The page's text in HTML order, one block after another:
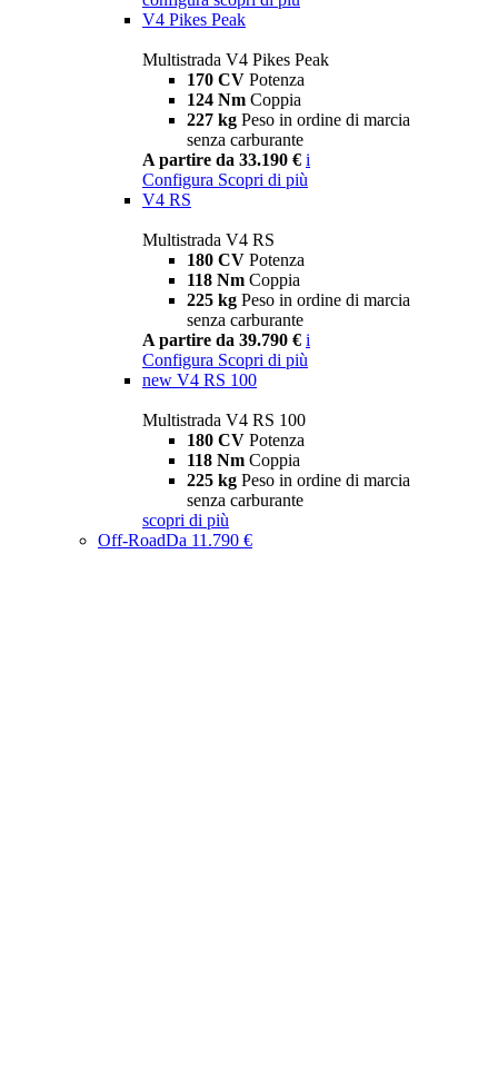
V4 Pikes Peak
Multistrada V4 Pikes Peak
170 CV Potenza
124 Nm Coppia
227 kg Peso in ordine di marcia
senza carburante
A partire da 33.190 € i
Configura Scopri di più
V4 RS
Multistrada V4 RS
180 CV Potenza
118 Nm Coppia
225 kg Peso in ordine di marcia
senza carburante
A partire da 39.790 € i
Configura Scopri di più
new V4 RS 100
Multistrada V4 RS 100
180 CV Potenza
118 Nm Coppia
225 kg Peso in ordine di marcia
senza carburante
scopri di più
Off-RoadDa 11.790 €